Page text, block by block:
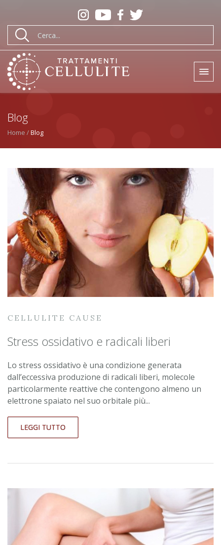
Blog
Home Blog
CELLULITE CAUSE
Stress ossidativo e radicali liberi
Lo stress ossidativo è una condizione generata
dall’eccessiva produzione di radicali liberi, molecole
particolarmente reattive che contengono almeno un
elettrone spaiato nel suo orbitale più...
LEGGI TUTTO